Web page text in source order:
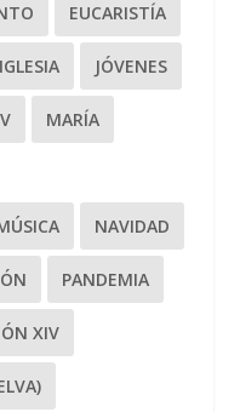
EUCARISTÍA
IGLESIA JÓVENES
MARÍA
NAVIDAD
PANDEMIA
XIV